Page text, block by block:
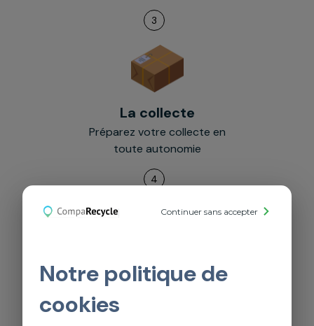
3
La collecte
Préparez votre collecte en
toute autonomie
4
Paiement
Après vérification des
produits reçus, une auto
Continuer sans accepter
Notre politique de
cookies